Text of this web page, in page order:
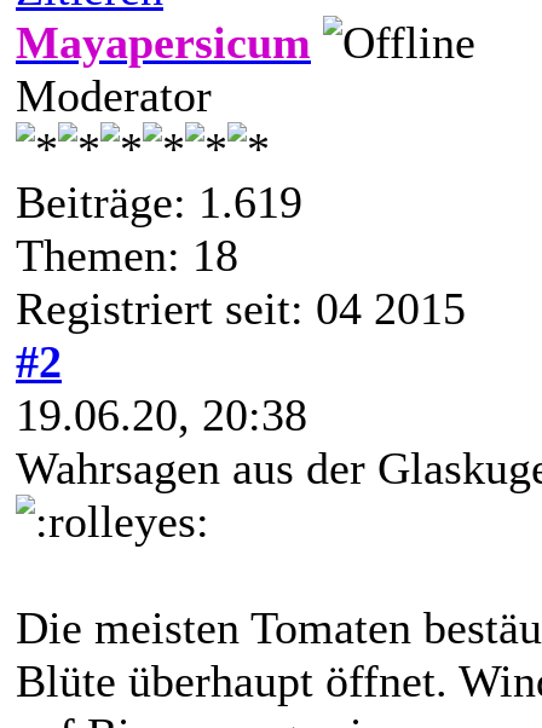
Mayapersicum
Moderator
Beiträge: 1.619
Themen: 18
Registriert seit: 04 2015
#2
19.06.20, 20:38
Wahrsagen aus der
Die meisten Tomaten
Blüte überhaupt öffnet.